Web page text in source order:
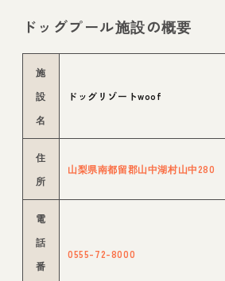
ドッグプール施設の概要
施
設
名
ドッグリゾートwoof
住
所
山梨県南都留郡山中湖村山中280
電
話
番
0555-72-8000